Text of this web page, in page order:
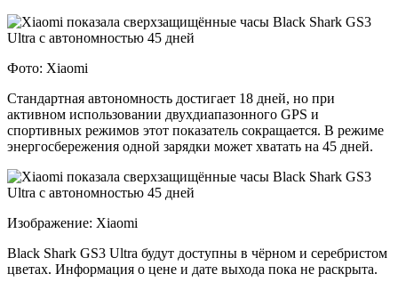
Фото: Xiaomi
Стандартная автономность достигает 18 дней, но при
активном использовании двухдиапазонного GPS и
спортивных режимов этот показатель сокращается. В режиме
энергосбережения одной зарядки может хватать на 45 дней.
Изображение: Xiaomi
Black Shark GS3 Ultra будут доступны в чёрном и серебристом
цветах. Информация о цене и дате выхода пока не раскрыта.